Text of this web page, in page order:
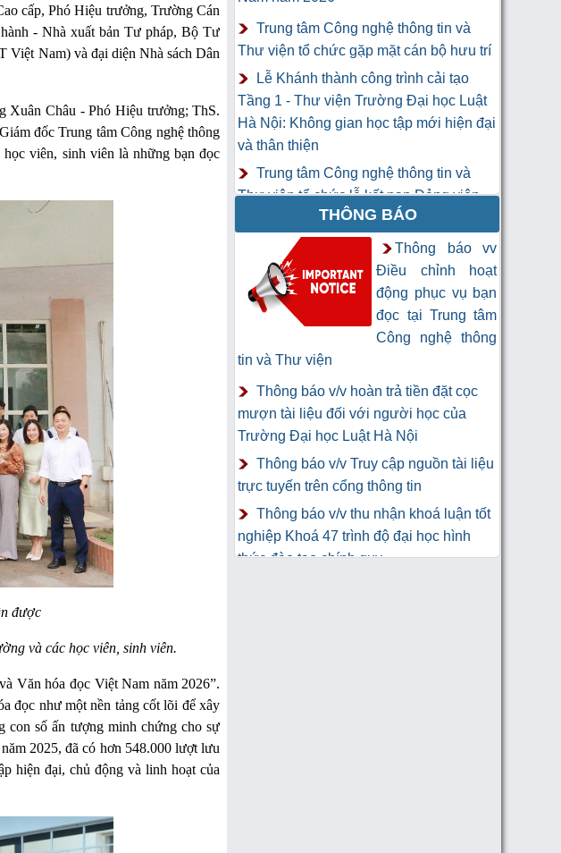
cấp, Phó Hiệu trưởng, Trường Cán
- Nhà xuất bản Tư pháp, Bộ Tư
Việt Nam) và đại diện Nhà sách Dân
Xuân Châu - Phó Hiệu trưởng; ThS.
đốc Trung tâm Công nghệ thông
viên, sinh viên là những bạn đọc
được
và các học viên, sinh viên.
Văn hóa đọc Việt Nam năm 2026”.
đọc như một nền tảng cốt lõi để xây
con số ấn tượng minh chứng cho sự
2025, đã có hơn 548.000 lượt lưu
hiện đại, chủ động và linh hoạt của
Trung tâm Công nghệ thông tin và
Thư viện tổ chức gặp mặt cán bộ hưu trí
Lễ Khánh thành công trình cải tạo
Tầng 1 - Thư viện Trường Đại học Luật
Hà Nội: Không gian học tập mới hiện đại
và thân thiện
Trung tâm Công nghệ thông tin và
Thư viện tổ chức lễ kết nạp Đảng viên
Khai mạc Khóa học “Trí tuệ nhân tạo
cho chuyên gia thông tin và thư viện”
THÔNG BÁO
Thông báo vv
Điều chỉnh hoạt
động phục vụ bạn
đọc tại Trung tâm
Công nghệ thông
tin và Thư viện
Thông báo v/v hoàn trả tiền đặt cọc
mượn tài liệu đối với người học của
Trường Đại học Luật Hà Nội
Thông báo v/v Truy cập nguồn tài liệu
trực tuyến trên cổng thông tin
Thông báo v/v thu nhận khoá luận tốt
nghiệp Khoá 47 trình độ đại học hình
thức đào tạo chính quy